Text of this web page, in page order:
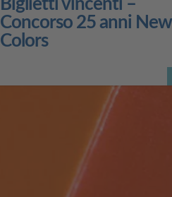
Biglietti vincenti –
Concorso 25 anni New
Colors